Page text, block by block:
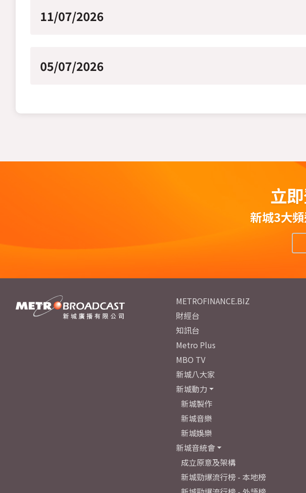
11/07/2026
05/07/2026
立
新城3大
METROFINANCE.BIZ
財經台
知訊台
Metro Plus
MBO TV
新城八大家
新城動力
新城製作
新城音樂
新城娛樂
新城音統會
成立原意及架構
新城勁爆流行榜 - 本地榜